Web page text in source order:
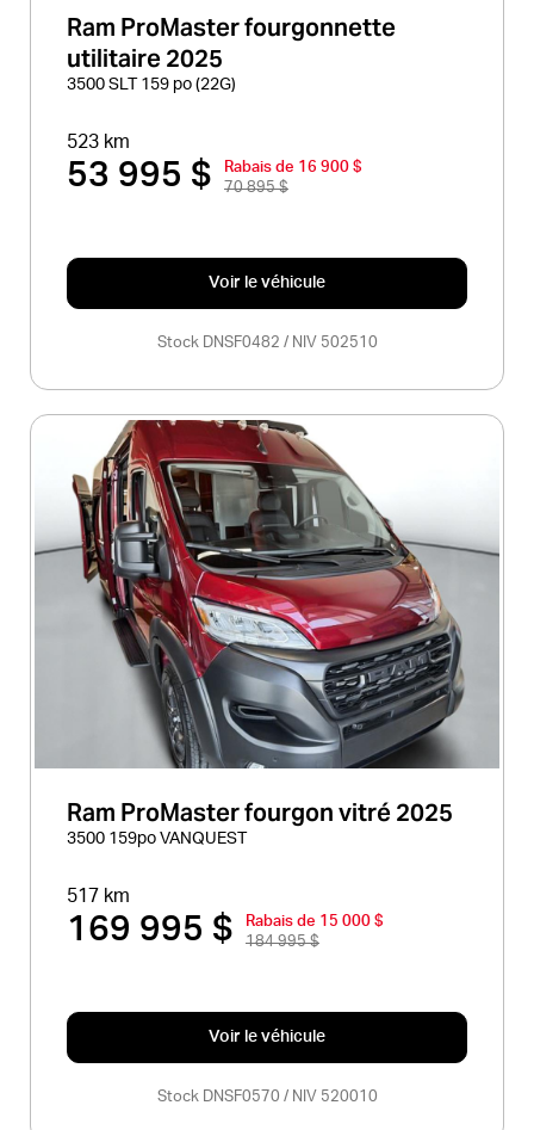
Ram ProMaster fourgonnette
utilitaire 2025
3500 SLT 159 po (22G)
523 km
53 995 $
Rabais de 16 900 $
70 895 $
Voir le véhicule
Stock DNSF0482 / NIV 502510
Ram ProMaster fourgon vitré 2025
3500 159po VANQUEST
517 km
169 995 $
Rabais de 15 000 $
184 995 $
Voir le véhicule
Stock DNSF0570 / NIV 520010